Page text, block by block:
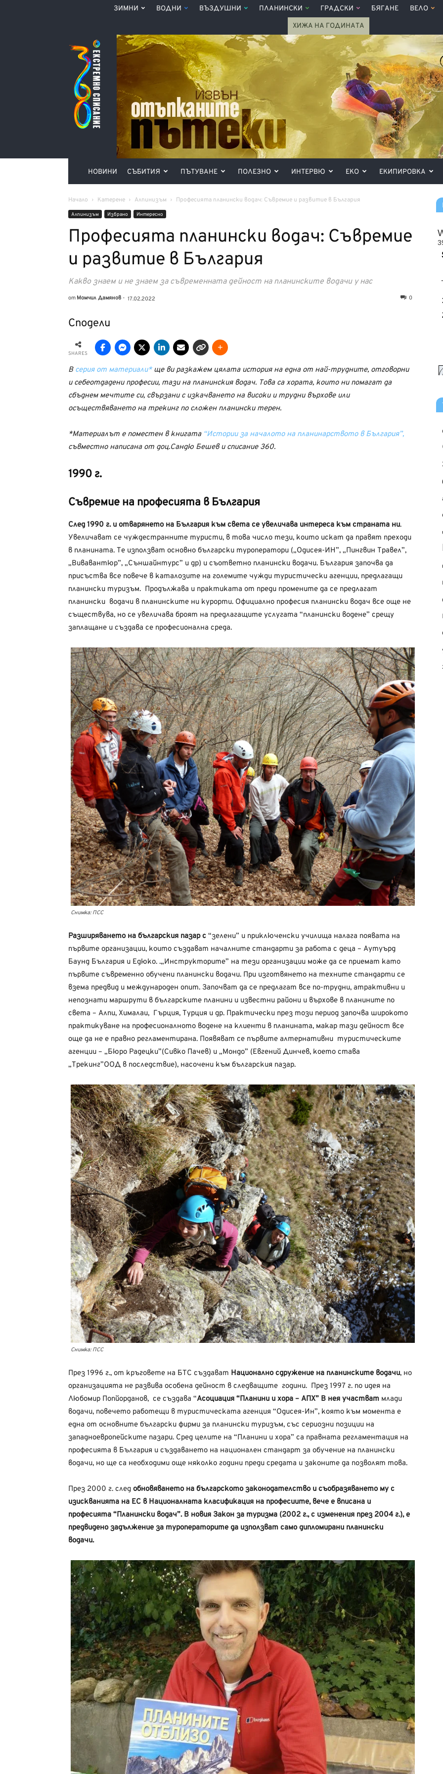
ЗИМНИ ВОДНИ ВЪЗДУШНИ ПЛАНИНСКИ ГРАДСКИ БЯГАНЕ ВЕЛО
ХИЖА НА ГОДИНАТА
Списание
360°
НОВИНИ СЪБИТИЯ ПЪТУВАНЕ ПОЛЕЗНО ИНТЕРВЮ ЕКО ЕКИПИРОВКА
Начало Катерене Алпинизъм Професията планински водач: Съвремие и развитие в България
Алпинизъм Избрано Интерeсно
Професията планински водач: Съвремие
и развитие в България
Какво знаем и не знаем за съвременната дейност на планинските водачи у нас
от Момчил Дамянов - 17.02.2022 0
Сподели
SHARES
В серия от материали*ще ви разкажем цялата история на една от най-трудните, отговорни
и себеотдадени професии, тази на планинския водач. Това са хората, които ни помагат да
сбъднем мечтите си, свързани с изкачването на високи и трудни върхове или
осъществяването на трекинг по сложен планински терен.
*Материалът е поместен в книгата “Истории за началото на планинарството в България”,
съвместно написана от доц.Сандю Бешев и списание 360.
1990 г.
Съвремие на професията в България
След 1990 г. и отварянето на България към света се увеличава интереса към страната ни.
Увеличават се чуждестранните туристи, в това число тези, които искат да правят преходи
в планината. Те използват основно български туроператори („Одисея-ИН”, „Пингвин Травел”,
„Вивавантюр”, „Съншайнтурс” и др) и съответно планински водачи. България започва да
присъства все повече в каталозите на големите чужди туристически агенции, предлагащи
планински туризъм. Продължава и практиката от преди промените да се предлагат
планински водачи в планинските ни курорти. Официално професия планински водач все още не
съществува, но се увеличава броят на предлагащите услугата “планински водене” срещу
заплащане и създава се професионална среда.
Снимка: ПСС
Разширяването на българския пазар с “зелени” и приключенски училища налага появата на
първите организации, които създават началните стандарти за работа с деца – Аутуърд
Баунд България и Едюко. .„Инструкторите” на тези организации може да се приемат като
първите съвременно обучени планински водачи. При изготвянето на техните стандарти се
взема предвид и международен опит. Започват да се предлагат все по-трудни, атрактивни и
непознати маршрути в българските планини и известни райони и върхове в планините по
света – Алпи, Хималаи, Гърция, Турция и др. Практически през този период започва широкото
практикуване на професионалното водене на клиенти в планината, макар тази дейност все
още да не е правно регламентирана. Появяват се първите алтернативни туристическите
агенции – „Бюро Радецки”(Сивко Пачев) и „Мондо” (Евгений Динчев, което става
„Трекинг”ООД в последствие), насочени към българския пазар.
Снимка: ПСС
През 1996 г., от кръговете на БТС създават Национално сдружение на планинските водачи, но
организацията не развива особена дейност в следващите години. През 1997 г. по идея на
Любомир Попйорданов, се създава “Асоциация “Планини и хора – АПХ” В нея участват млади
водачи, повечето работещи в туристическата агенция “Одисея-Ин”, която към момента е
една от основните български фирми за планински туризъм, със сериозни позиции на
западноевропейските пазари. Сред целите на “Планини и хора” са правната регламентация на
професията в България и създаването на национален стандарт за обучение на планински
водачи, но ще са необходими още няколко години преди средата и законите да позволят това.
През 2000 г. след обновяването на българското законодателство и съобразяването му с
изискванията на ЕС в Националната класификация на професиите, вече е вписана и
професията “Планински водач”. В новия Закон за туризма (2002 г., с изменения през 2004 г.), е
предвидено задължение за туроператорите да използват само дипломирани планински
водачи.